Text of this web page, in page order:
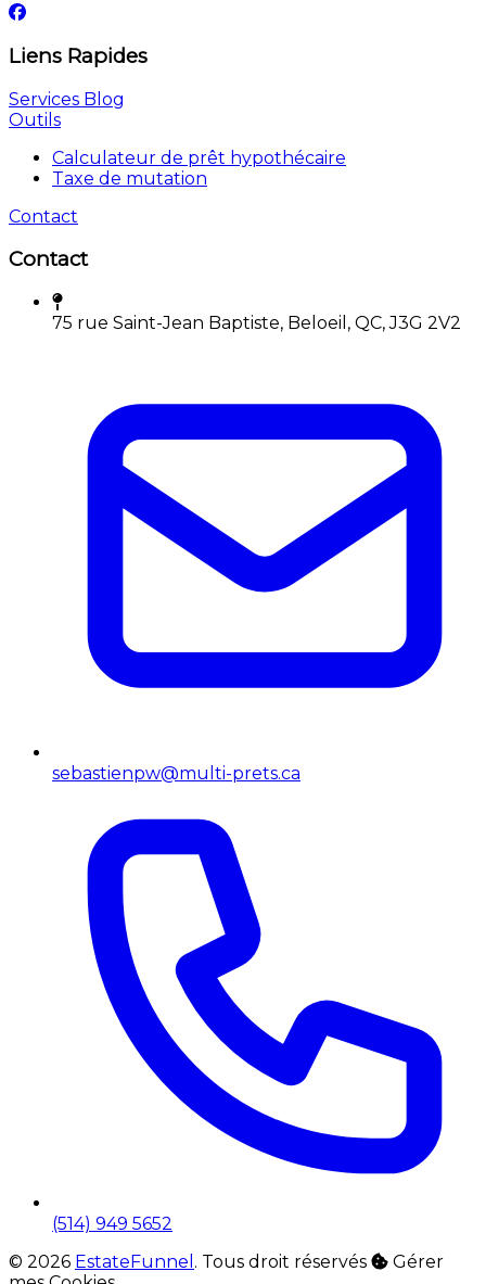
Liens Rapides
Services Blog
Outils
Calculateur de prêt hypothécaire
Taxe de mutation
Contact
Contact
75 rue Saint-Jean Baptiste, Beloeil, QC, J3G 2V2
sebastienpw@multi-prets.ca
(514) 949 5652
© 2026 EstateFunnel . Tous droit réservés
Gérer